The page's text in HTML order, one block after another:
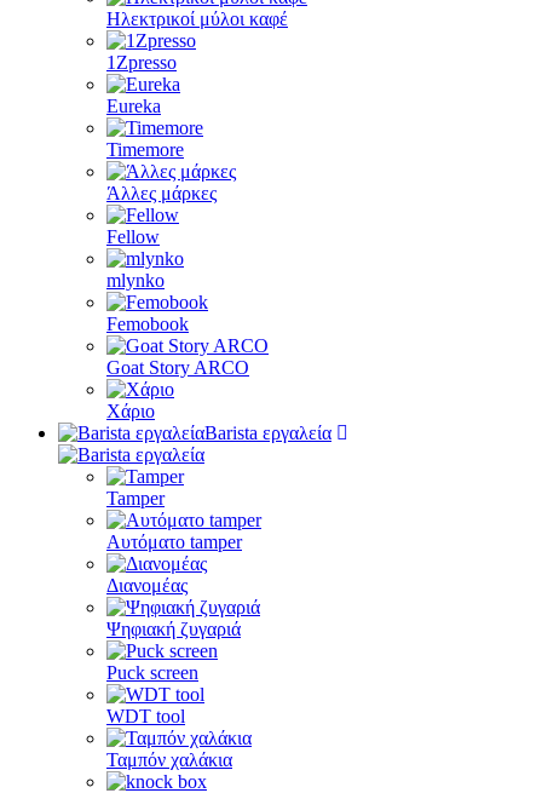
Ηλεκτρικοί μύλοι καφέ
1Zpresso
Eureka
Timemore
Άλλες μάρκες
Fellow
mlynko
Femobook
Goat Story ARCO
Χάριο
Barista εργαλεία
Tamper
Αυτόματο tamper
Διανομέας
Ψηφιακή ζυγαριά
Puck screen
WDT tool
Ταμπόν χαλάκια